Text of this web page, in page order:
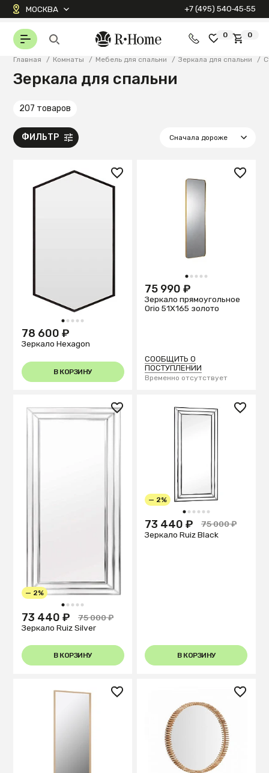
МОСКВА +7 (495) 540‑45‑55
0 0
Главная / Комнаты / Мебель для спальни / Зеркала для спальни /
Зеркала для спальни
207 товаров
ФИЛЬТР
1 2 3 4 5
78 600 ₽
Зеркало Hexagon
В КОРЗИНУ
1 2 3 4 5
75 990 ₽
Зеркало прямоугольное
Orio 51X165 золото
СООБЩИТЬ О
ПОСТУПЛЕНИИ
Временно отсутствует
1 2 3 4 5
— 2%
73 440 ₽
75 000 ₽
Зеркало Ruiz Silver
В КОРЗИНУ
1 2 3 4 5 6
— 2%
73 440 ₽
75 000 ₽
Зеркало Ruiz Black
В КОРЗИНУ